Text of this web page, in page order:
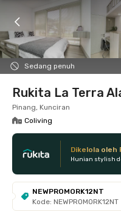
Sedang penuh
8 Agt 26 -
Foto Fasilitas
Rukita La Terra
Pinang, Kunciran
Coliving
Dikelola oleh
Hunian stylish
NEWPROMORK12NT
Kode: NEWPROMORK12NT